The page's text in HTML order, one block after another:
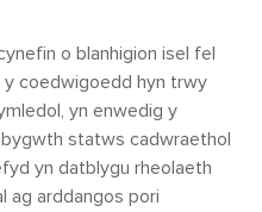
o blanhigion isel fel
y coedwigoedd hyn trwy
yn enwedig y
bygwth statws cadwraethol
yn datblygu rheolaeth
ag arddangos pori